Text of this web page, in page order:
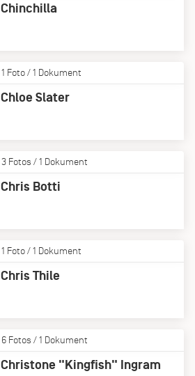
Chinchilla
1 Foto / 1 Dokument
Chloe Slater
3 Fotos / 1 Dokument
Chris Botti
1 Foto / 1 Dokument
Chris Thile
6 Fotos / 1 Dokument
Christone "Kingfish" Ingram